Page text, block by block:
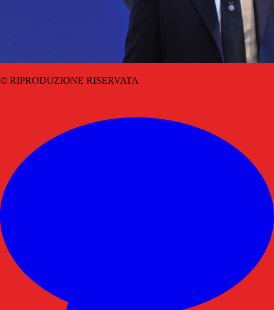
© RIPRODUZIONE RISERVATA